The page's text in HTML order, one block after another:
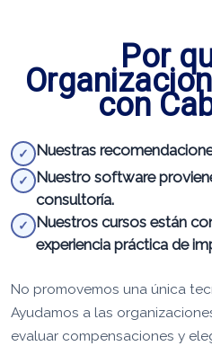
Por
con
✓ Nuestras
✓
Nuestro software
consultoría.
✓
Nuestros cursos están
experiencia práctica de
No promovemos una única
Ayudamos a las
evaluar compensaciones y